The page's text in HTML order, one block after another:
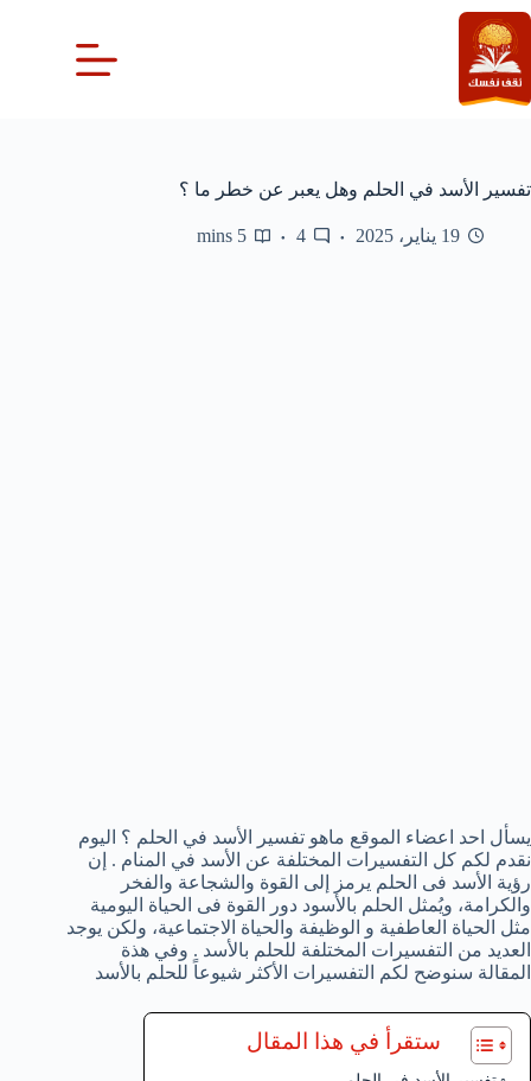
التجاوز
إلى
المحتوى
تفسير الأسد في الحلم وهل يعبر عن خطر ما ؟
19 يناير، 2025 4
5 mins
يسأل احد اعضاء الموقع ماهو تفسير الأسد في الحلم ؟ اليوم
نقدم لكم كل التفسيرات المختلفة عن الأسد في المنام . إن
رؤية الأسد فى الحلم يرمز إلى القوة والشجاعة والفخر
والكرامة، ويُمثل الحلم بالأسود دور القوة فى الحياة اليومية
مثل الحياة العاطفية و الوظيفة والحياة الاجتماعية، ولكن يوجد
العديد من التفسيرات المختلفة للحلم بالأسد . وفي هذة
المقالة سنوضح لكم التفسيرات الأكثر شيوعاً للحلم بالأسد
ستقرأ في هذا المقال